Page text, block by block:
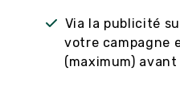
Via la publicité
votre campagne
(maximum)